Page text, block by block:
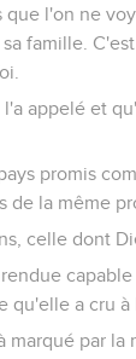
l'on ne
famille.
appelé et
promis
de la même
celle dont
qu'elle a cru
par la